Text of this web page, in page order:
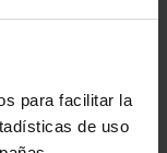
para facilitar la
de uso